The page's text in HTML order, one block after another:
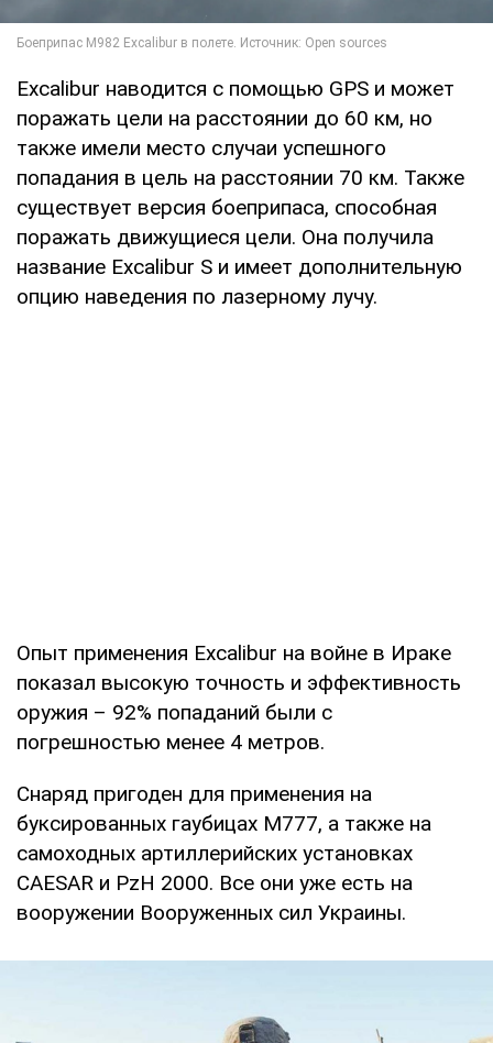
Excalibur наводится с помощью GPS и может
поражать цели на расстоянии до 60 км, но
также имели место случаи успешного
попадания в цель на расстоянии 70 км. Также
существует версия боеприпаса, способная
поражать движущиеся цели. Она получила
название Excalibur S и имеет дополнительную
опцию наведения по лазерному лучу.
Опыт применения Excalibur на войне в Ираке
показал высокую точность и эффективность
оружия – 92% попаданий были с
погрешностью менее 4 метров.
Снаряд пригоден для применения на
буксированных гаубицах M777, а также на
самоходных артиллерийских установках
CAESAR и PzH 2000. Все они уже есть на
вооружении Вооруженных сил Украины.